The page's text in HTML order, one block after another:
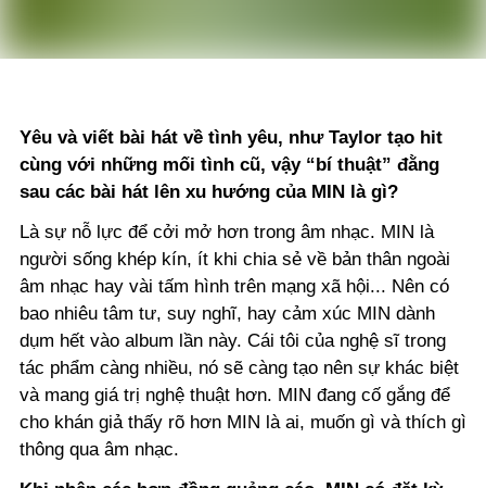
Yêu và viết bài hát về tình yêu, như Taylor tạo hit
cùng với những mối tình cũ, vậy “bí thuật” đằng
sau các bài hát lên xu hướng của MIN là gì?
Là sự nỗ lực để cởi mở hơn trong âm nhạc. MIN là
người sống khép kín, ít khi chia sẻ về bản thân ngoài
âm nhạc hay vài tấm hình trên mạng xã hội... Nên có
bao nhiêu tâm tư, suy nghĩ, hay cảm xúc MIN dành
dụm hết vào album lần này. Cái tôi của nghệ sĩ trong
tác phẩm càng nhiều, nó sẽ càng tạo nên sự khác biệt
và mang giá trị nghệ thuật hơn. MIN đang cố gắng để
cho khán giả thấy rõ hơn MIN là ai, muốn gì và thích gì
thông qua âm nhạc.